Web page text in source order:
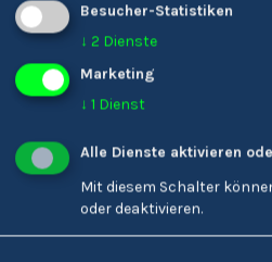
Besucher-Statistiken
↓ 2 Dienste
Marketing
↓ 1 Dienst
Alle Dienste aktivieren
Mit diesem Schalter
oder deaktivieren.